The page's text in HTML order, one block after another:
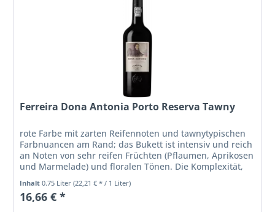
Ferreira Dona Antonia Porto Reserva Tawny
rote Farbe mit zarten Reifennoten und tawnytypischen
Farbnuancen am Rand; das Bukett ist intensiv und reich
an Noten von sehr reifen Früchten (Pflaumen, Aprikosen
und Marmelade) und floralen Tönen. Die Komplexität,
Würze und an...
Inhalt0.75 Liter(22,21 € * / 1 Liter)
16,66 € *